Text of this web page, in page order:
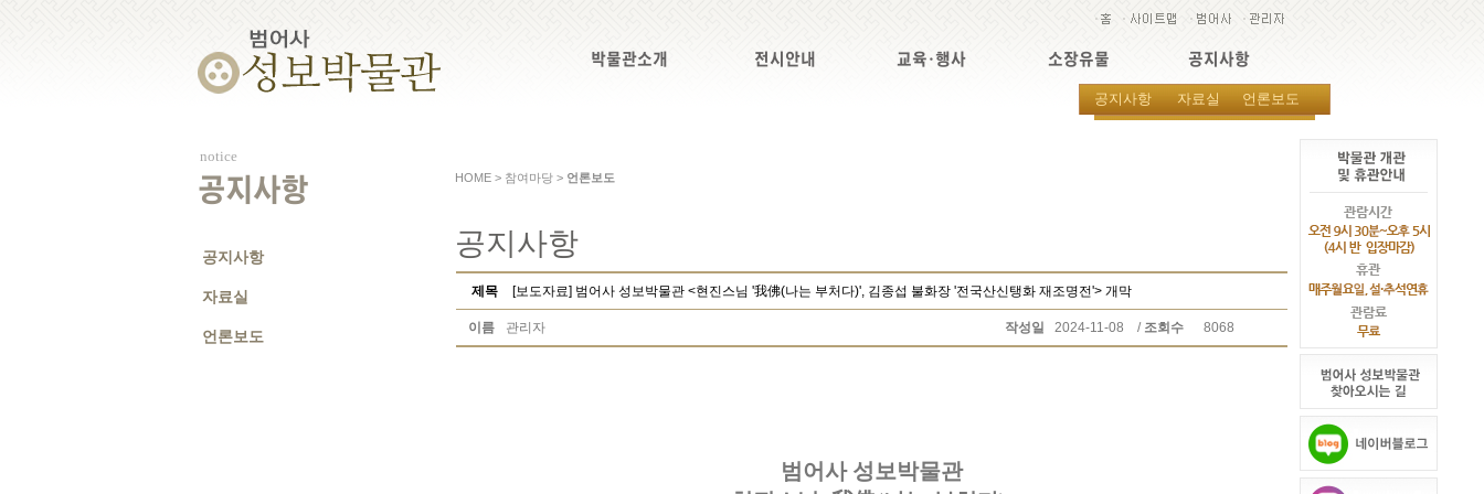
박물관소개 전시안내 교육·행사 소장유물 공지사항
공지사항 자료실 언론보도
notice
공지사항
공지사항
자료실
언론보도
HOME > 참여마당 > 언론보도
공지사항
제목 [보도자료] 범어사 성보박물관 <현진스님 '我佛(나는 부처다)', 김종섭 불화장 '전국산신탱화 재조명전'> 개막
이름 관리자 작성일 2024-11-08 / 조회수 8068
범어사 성보박물관